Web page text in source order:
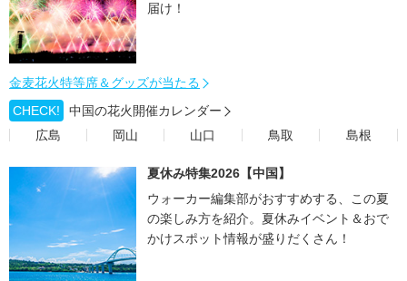
届け！
金麦花火特等席＆グッズが当たる
CHECK!
中国の花火開催カレンダー
広島
岡山 山口 鳥取 島根
夏休み特集2026【中国】
ウォーカー編集部がおすすめする、この夏
の楽しみ方を紹介。夏休みイベント＆おで
かけスポット情報が盛りだくさん！